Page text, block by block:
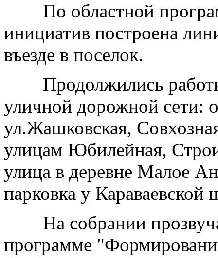
По областной
инициатив построена
въезде в поселок.
Продолжились
уличной дорожной сети:
ул.Жашковская,
улицам Юбилейная,
улица в деревне Малое
парковка у Караваевской
На собрании
программе